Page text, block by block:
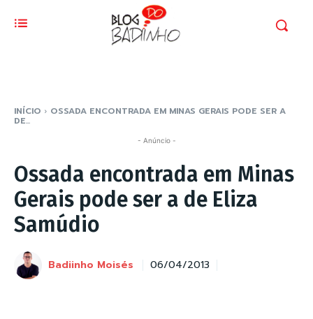
INÍCIO OSSADA ENCONTRADA EM MINAS GERAIS PODE SER A
DE...
- Anúncio -
Ossada encontrada em Minas
Gerais pode ser a de Eliza
Samúdio
Badiinho Moisés 06/04/2013